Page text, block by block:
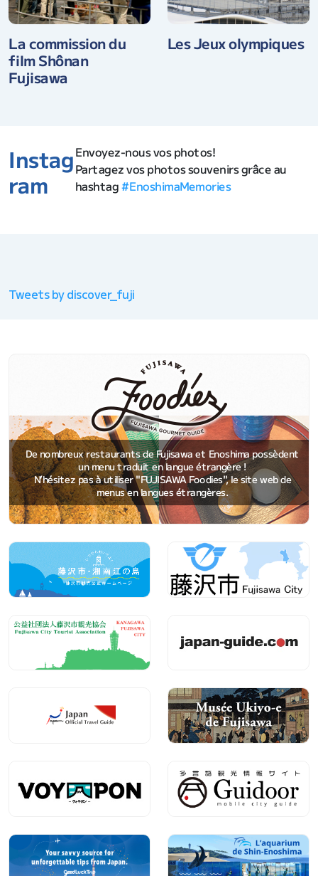
La commission du
film Shônan
Fujisawa
Les Jeux olympiques
Instag
ram
Envoyez-nous vos photos!
Partagez vos photos souvenirs grâce au
hashtag#EnoshimaMemories
Tweets by discover_fuji
De nombreux restaurants de Fujisawa et Enoshima possèdent
un menu traduit en langue étrangère !
N’hésitez pas à utiliser "FUJISAWA Foodies", le site web de
menus en langues étrangères.